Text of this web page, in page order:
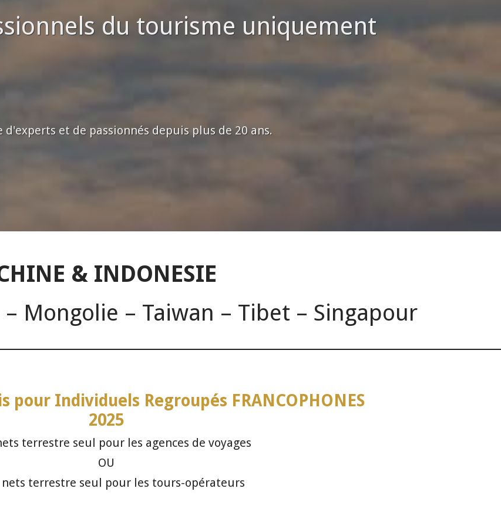
du tourisme uniquement
d'experts et de passionnés depuis plus de 20 ans.
& INDONESIE
Mongolie – Taiwan – Tibet – Singapour
pour Individuels Regroupés FRANCOPHONES
2025
terrestre seul pour les agences de voyages
OU
terrestre seul pour les tours-opérateurs